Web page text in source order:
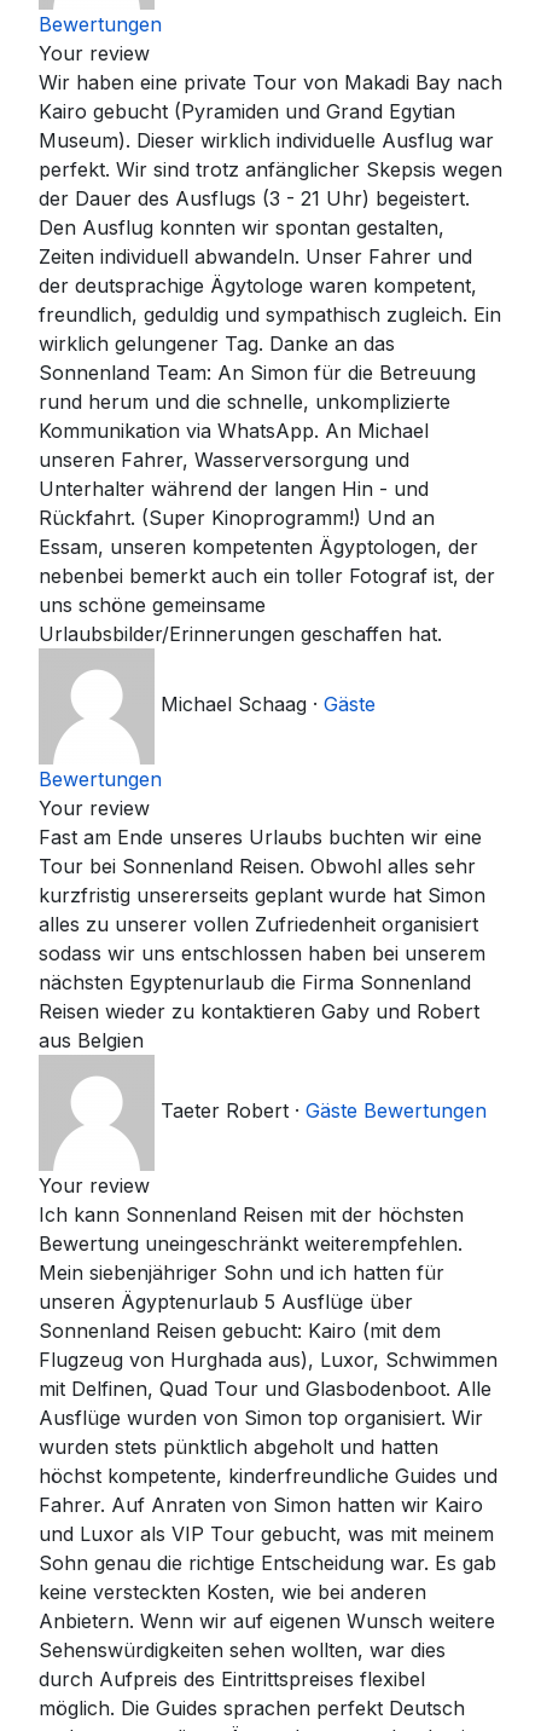
Bewertungen
Your review
Wir haben eine private Tour von Makadi Bay nach
Kairo gebucht (Pyramiden und Grand Egytian
Museum). Dieser wirklich individuelle Ausflug war
perfekt. Wir sind trotz anfänglicher Skepsis wegen
der Dauer des Ausflugs (3 - 21 Uhr) begeistert.
Den Ausflug konnten wir spontan gestalten,
Zeiten individuell abwandeln. Unser Fahrer und
der deutsprachige Ägytologe waren kompetent,
freundlich, geduldig und sympathisch zugleich. Ein
wirklich gelungener Tag. Danke an das
Sonnenland Team: An Simon für die Betreuung
rund herum und die schnelle, unkomplizierte
Kommunikation via WhatsApp. An Michael
unseren Fahrer, Wasserversorgung und
Unterhalter während der langen Hin - und
Rückfahrt. (Super Kinoprogramm!) Und an
Essam, unseren kompetenten Ägyptologen, der
nebenbei bemerkt auch ein toller Fotograf ist, der
uns schöne gemeinsame
Urlaubsbilder/Erinnerungen geschaffen hat.
Michael Schaag · Gäste
Bewertungen
Your review
Fast am Ende unseres Urlaubs buchten wir eine
Tour bei Sonnenland Reisen. Obwohl alles sehr
kurzfristig unsererseits geplant wurde hat Simon
alles zu unserer vollen Zufriedenheit organisiert
sodass wir uns entschlossen haben bei unserem
nächsten Egyptenurlaub die Firma Sonnenland
Reisen wieder zu kontaktieren Gaby und Robert
aus Belgien
Taeter Robert · Gäste Bewertungen
Your review
Ich kann Sonnenland Reisen mit der höchsten
Bewertung uneingeschränkt weiterempfehlen.
Mein siebenjähriger Sohn und ich hatten für
unseren Ägyptenurlaub 5 Ausflüge über
Sonnenland Reisen gebucht: Kairo (mit dem
Flugzeug von Hurghada aus), Luxor, Schwimmen
mit Delfinen, Quad Tour und Glasbodenboot. Alle
Ausflüge wurden von Simon top organisiert. Wir
wurden stets pünktlich abgeholt und hatten
höchst kompetente, kinderfreundliche Guides und
Fahrer. Auf Anraten von Simon hatten wir Kairo
und Luxor als VIP Tour gebucht, was mit meinem
Sohn genau die richtige Entscheidung war. Es gab
keine versteckten Kosten, wie bei anderen
Anbietern. Wenn wir auf eigenen Wunsch weitere
Sehenswürdigkeiten sehen wollten, war dies
durch Aufpreis des Eintrittspreises flexibel
möglich. Die Guides sprachen perfekt Deutsch